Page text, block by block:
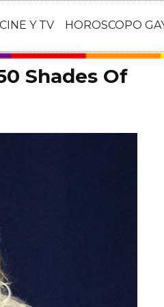
CINE Y TV HOROSCOPO
Shades Of